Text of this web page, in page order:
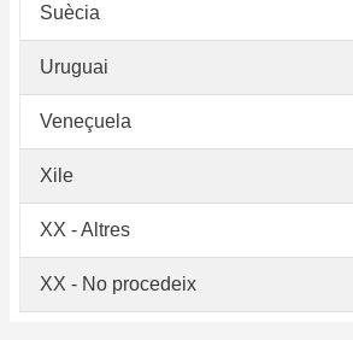
Suècia
Uruguai
Veneçuela
Xile
XX - Altres
XX - No procedeix